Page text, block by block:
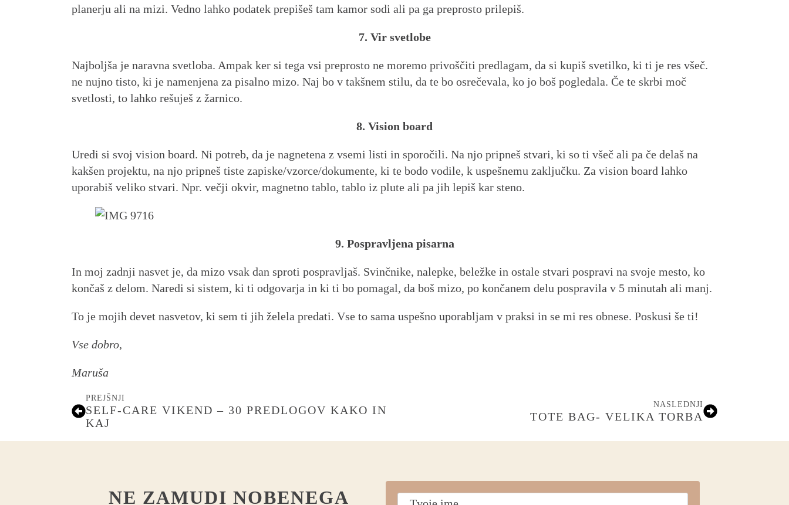
planerju ali na mizi. Vedno lahko podatek prepišeš tam kamor sodi ali pa ga preprosto prilepiš.
7. Vir svetlobe
Najboljša je naravna svetloba. Ampak ker si tega vsi preprosto ne moremo privoščiti predlagam, da si kupiš svetilko, ki ti je res všeč.
ne nujno tisto, ki je namenjena za pisalno mizo. Naj bo v takšnem stilu, da te bo osrečevala, ko jo boš pogledala. Če te skrbi moč
svetlosti, to lahko rešuješ z žarnico.
8. Vision board
Uredi si svoj vision board. Ni potreb, da je nagnetena z vsemi listi in sporočili. Na njo pripneš stvari, ki so ti všeč ali pa če delaš na
kakšen projektu, na njo pripneš tiste zapiske/vzorce/dokumente, ki te bodo vodile, k uspešnemu zaključku. Za vision board lahko
uporabiš veliko stvari. Npr. večji okvir, magnetno tablo, tablo iz plute ali pa jih lepiš kar steno.
9. Pospravljena pisarna
In moj zadnji nasvet je, da mizo vsak dan sproti pospravljaš. Svinčnike, nalepke, beležke in ostale stvari pospravi na svoje mesto, ko
končaš z delom. Naredi si sistem, ki ti odgovarja in ki ti bo pomagal, da boš mizo, po končanem delu pospravila v 5 minutah ali manj.
To je mojih devet nasvetov, ki sem ti jih želela predati. Vse to sama uspešno uporabljam v praksi in se mi res obnese. Poskusi še ti!
Vse dobro,
Maruša
PREJŠNJI
SELF-CARE VIKEND – 30 PREDLOGOV KAKO IN
KAJ
NASLEDNJI
TOTE BAG- VELIKA TORBA
NE ZAMUDI NOBENEGA
Tvoje